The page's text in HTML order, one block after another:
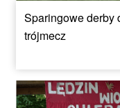
Sparingowe derby
trójmecz